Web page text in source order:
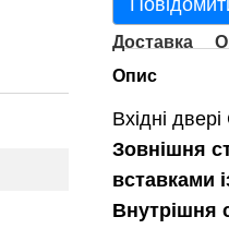
Доставка
Опис
Вхідні двері
Зовнішня
вставками
Внутрішня